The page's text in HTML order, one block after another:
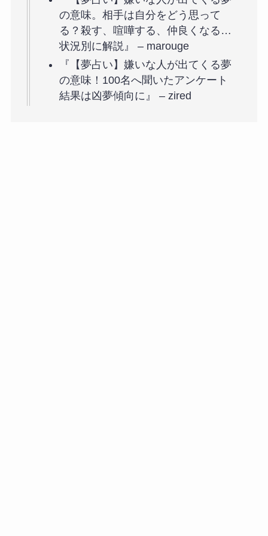
の意味。相手は自分をどう思って
る？殺す、喧嘩する、仲良くなる…
状況別に解説』 – marouge
『【夢占い】嫌いな人が出てくる夢
の意味！100名へ聞いたアンケート
結果は凶夢傾向に』 – zired